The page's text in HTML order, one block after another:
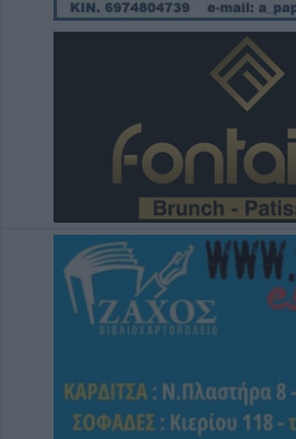
Την Παρασκευή (7/8) η
του βοηθήματος του ΛΑΕ-
Νεκρός 75χρονος σε
Δομενίκου – Πιθανό
6 Αυγούστου 2026, 16:27
Απολογισμός ΕΛ.ΑΣ.
συλλήψεις και δεκάδες
6 Αυγούστου 2026, 16:09
ΥΠΑΑΤ: 38,1 εκατ. ευρώ για
κτηνοτρόφων που
ζωονόσους
Προγραμματισμένες διακοπές
ηλεκτροδότησης την